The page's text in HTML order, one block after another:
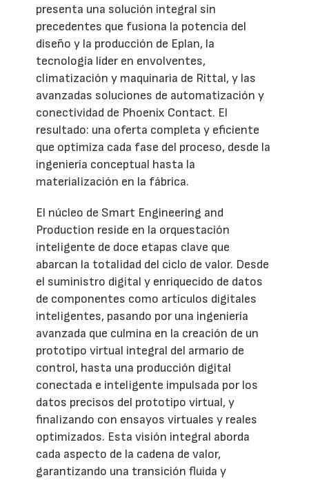
presenta una solución integral sin
precedentes que fusiona la potencia del
diseño y la producción de Eplan, la
tecnología líder en envolventes,
climatización y maquinaria de Rittal, y las
avanzadas soluciones de automatización y
conectividad de Phoenix Contact. El
resultado: una oferta completa y eficiente
que optimiza cada fase del proceso, desde la
ingeniería conceptual hasta la
materialización en la fábrica.
El núcleo de Smart Engineering and
Production reside en la orquestación
inteligente de doce etapas clave que
abarcan la totalidad del ciclo de valor. Desde
el suministro digital y enriquecido de datos
de componentes como artículos digitales
inteligentes, pasando por una ingeniería
avanzada que culmina en la creación de un
prototipo virtual integral del armario de
control, hasta una producción digital
conectada e inteligente impulsada por los
datos precisos del prototipo virtual, y
finalizando con ensayos virtuales y reales
optimizados. Esta visión integral aborda
cada aspecto de la cadena de valor,
garantizando una transición fluida y